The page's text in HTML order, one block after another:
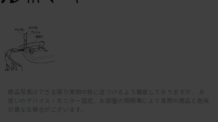
商品写真はできる限り実物の色に近づけるよう徹底しておりますが、 お
使いのデバイス・モニター設定、お部屋の照明等により実際の商品と色味
が異なる場合がございます。